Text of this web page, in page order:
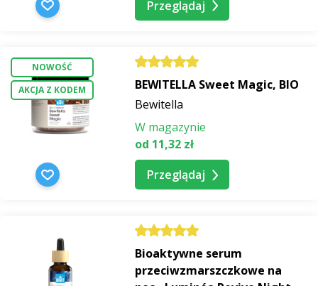
Przeglądaj
NOWOŚĆ
AKCJA Z KODEM
BEWITELLA Sweet Magic, BIO
Bewitella
W magazynie
od 11,32 zł
Przeglądaj
Bioaktywne serum
przeciwzmarszczkowe na